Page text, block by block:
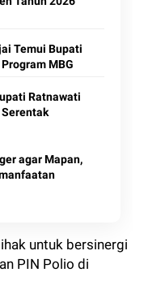
Temui Bupati
MBG
Ratnawati
Serentak
agar Mapan,
untuk bersinergi
PIN Polio di